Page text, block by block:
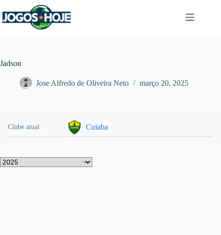
para
o
Jadson
Jose Alfredo de Oliveira Neto março 20, 2025
Clube atual Cuiaba